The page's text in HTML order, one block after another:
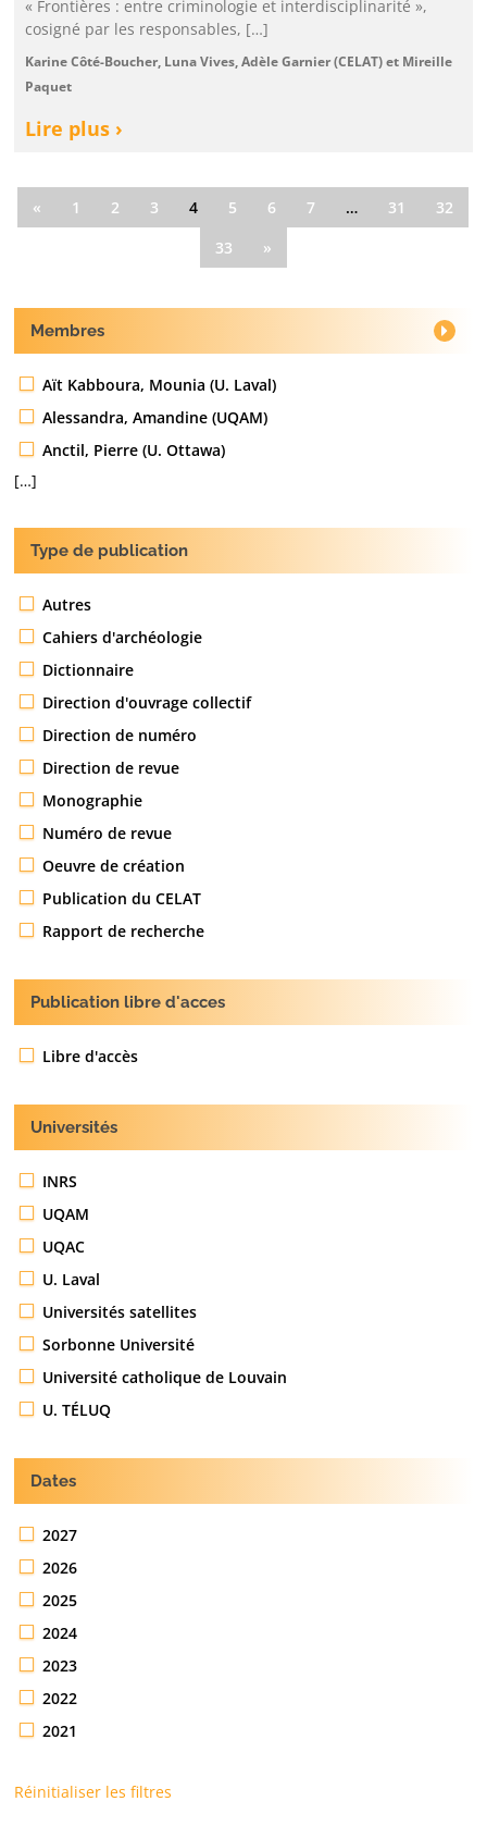
« Frontières : entre criminologie et interdisciplinarité »,
cosigné par les responsables, […]
Karine Côté-Boucher, Luna Vives, Adèle Garnier (CELAT) et Mireille
Paquet
Lire plus ›
« 1 2 3 4 5 6 7 … 31
32
33
»
Membres
Aït Kabboura, Mounia (U. Laval)
Alessandra, Amandine (UQAM)
Anctil, Pierre (U. Ottawa)
[…]
Type de publication
Autres
Cahiers d'archéologie
Dictionnaire
Direction d'ouvrage collectif
Direction de numéro
Direction de revue
Monographie
Numéro de revue
Oeuvre de création
Publication du CELAT
Rapport de recherche
Publication libre d'acces
Libre d'accès
Universités
INRS
UQAM
UQAC
U. Laval
Universités satellites
Sorbonne Université
Université catholique de Louvain
U. TÉLUQ
Dates
2027
2026
2025
2024
2023
2022
2021
Réinitialiser les filtres